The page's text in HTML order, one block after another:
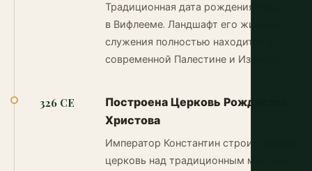
Традиционная дата рождения Иисуса
в Вифлееме. Ландшафт его жизни и
служения полностью находится в
современной Палестине и Израиле.
326 CE
Построена Церковь Рождества
Христова
Император Константин строит первую
церковь над традиционным местом